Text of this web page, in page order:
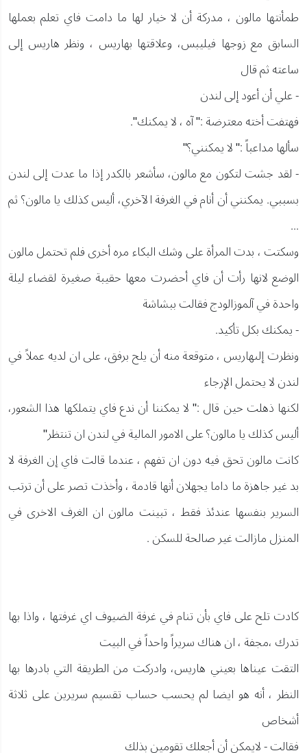
طمأنتها مالون ، مدركة أن لا خيار لها ما دامت فاي تعلم بعملها
السابق مع زوجها فيليبس، وعلاقتها بهاريس ، ونظر هاريس إلى
ساعته ثم قال
- علي أن أعود إلى لندن
فهتفت أخته معترضة :" آه ، لا يمكنك".
سألها مداعباً :" لا يمكنني؟"
- لقد جشت لتكون مع مالون، سأشعر بالكدر إذا ما عدت إلى لندن
بسببي. يمكنني أن أنام في الغرفة الآخري، أليس كذلك يا مالون؟ ثم
...
وسكتت ، بدت المرأة على وشك البكاء مره أخرى فلم تحتمل مالون
الوضع لانها رأت أن فاي أحضرت معها حقيبة صغيرة لقضاء ليلة
واحدة في آلموزالودج فقالت ببشاشة
- يمكنك بكل تأكيد.
ونظرت إلىهاريس ، متوقعة منه أن يلح برفق، على ان لديه عملاً في
لندن لا يحتمل الإرجاء
لكنها ذهلت حين قال :" لا يمكننا أن ندع فاي يتملكها هذا الشعور،
أليس كذلك يا مالون؟ على الامور المالية في لندن ان تنتظر"
كانت مالون تحق فيه دون ان تفهم ، عندما قالت فاي إن الغرفة لا
بد غير جاهزة ما داما يجهلان أنها قادمة ، وأخذت تصر على أن ترتب
السرير بنفسها عندئذ فقط ، تبينت مالون ان الغرف الاخرى في
المنزل مازالت غير صالحة للسكن .
كادت تلح على فاي بأن تنام في غرفة الضيوف اي غرفتها ، واذا بها
تدرك ،مجفة ، ان هناك سريراً واحداً في البيت
التقت عيناها بعيني هاريس، وادركت من الطريقة التي بادرها بها
النظر ، أنه هو ايضا لم يحسب حساب تقسيم سريرين على ثلاثة
أشخاص
فقالت - لايمكن أن أجعلك تقومين بذلك